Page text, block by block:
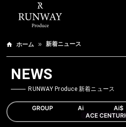
ホーム 新着ニュース
NEWS
RUNWAY Produce 新着ニュース
GROUP Ai Ai$
ACE